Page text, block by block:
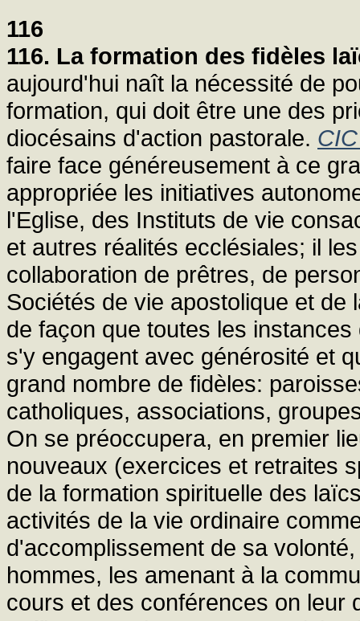
116
116. La formation des fidèles
aujourd'hui naît la nécessité de
formation, qui doit être une des
diocésains d'action pastorale.
faire face généreusement à ce
appropriée les initiatives
l'Eglise, des Instituts de vie
et autres réalités ecclésiales; il
collaboration de prêtres, de
Sociétés de vie apostolique et
de façon que toutes les
s'y engagent avec générosité et
grand nombre de fidèles:
catholiques, associations,
On se préoccupera, en premier
nouveaux (exercices et retraites
de la formation spirituelle des
activités de la vie ordinaire
d'accomplissement de sa
hommes, les amenant à la
cours et des conférences on leur